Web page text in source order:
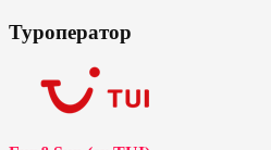
Туроператор